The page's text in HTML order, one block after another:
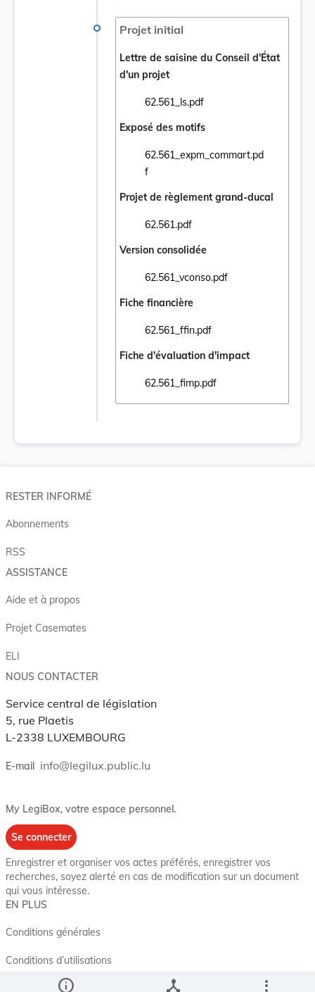
Projet initial
Lettre de saisine du Conseil d'État
d'un projet
62.561_ls.pdf
Ouvrir le document 62.561_ls.pdf dans un
Exposé des motifs
62.561_expm_commart.pd
f
Ouvrir le document
Projet de règlement grand-ducal
62.561.pdf
Ouvrir le document 62.561.pdf dans un
Version consolidée
62.561_vconso.pdf
Ouvrir le document 62.561_vconso.pdf
Fiche financière
62.561_ffin.pdf
Ouvrir le document 62.561_ffin.pdf dans
Fiche d'évaluation d'impact
62.561_fimp.pdf
Ouvrir le document 62.561_fimp.pdf dans
info device_hub more_vert
RESTER INFORMÉ
Abonnements
RSS
ASSISTANCE
Aide et à propos
Projet Casemates
ELI
NOUS CONTACTER
Service central de législation
5, rue Plaetis
L-2338 LUXEMBOURG
E-mail info@legilux.public.lu
My LegiBox, votre espace personnel.
Se connecter
Enregistrer et organiser vos actes préférés, enregistrer vos
recherches, soyez alerté en cas de modification sur un document
qui vous intéresse.
EN PLUS
Conditions générales
Conditions d’utilisations
Accessibilité